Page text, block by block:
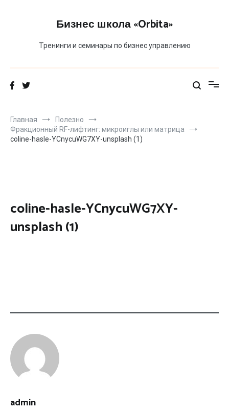
Бизнес школа «Orbita»
Тренинги и семинары по бизнес управлению
Главная
Полезно
Фракционный RF-лифтинг: микроиглы или матрица
coline-hasle-YCnycuWG7XY-unsplash (1)
coline-hasle-YCnycuWG7XY-
unsplash (1)
admin